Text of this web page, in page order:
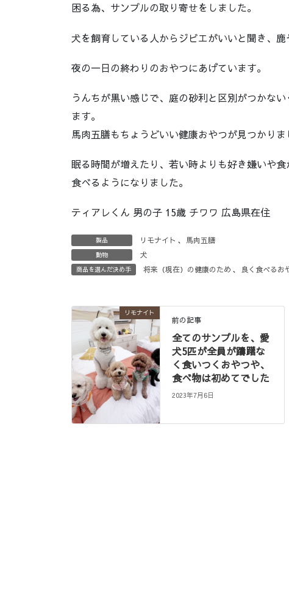
困る為、サンプルの取り寄せをしました。
犬を飼育している人からジビエがいいと聞き、鹿
夜の一日の終わりのおやつにあげています。
うんちが黒い感じで、庭の砂利と区別がつかな
ます。
馬肉五膳もちょうどいい健康おやつが見つかりま
眠る時間が増えたり、若い時よりも好き嫌いや
食べるようになりました。
ティアレくん 男の子 15歳 チワワ 広島県在住
製品 リモナイト 、 馬肉五膳
動物 犬
商品を選んだ決め手 将来（現在）の健康のため 、 良く食べるお
リモナイト
前の記事
全てのサンプルを、愛
犬5匹が全員が躊躇な
く食いつくおやつや、
食べ物は初めてでした
2023年7月6日